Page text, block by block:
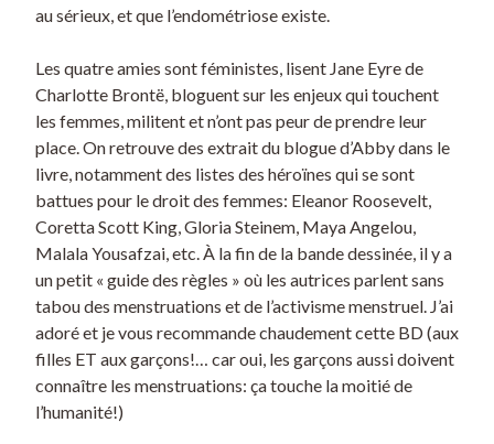
au sérieux, et que l’endométriose existe.
Les quatre amies sont féministes, lisent Jane Eyre de
Charlotte Brontë, bloguent sur les enjeux qui touchent
les femmes, militent et n’ont pas peur de prendre leur
place. On retrouve des extrait du blogue d’Abby dans le
livre, notamment des listes des héroïnes qui se sont
battues pour le droit des femmes: Eleanor Roosevelt,
Coretta Scott King, Gloria Steinem, Maya Angelou,
Malala Yousafzai, etc. À la fin de la bande dessinée, il y a
un petit « guide des règles » où les autrices parlent sans
tabou des menstruations et de l’activisme menstruel. J’ai
adoré et je vous recommande chaudement cette BD (aux
filles ET aux garçons!… car oui, les garçons aussi doivent
connaître les menstruations: ça touche la moitié de
l’humanité!)